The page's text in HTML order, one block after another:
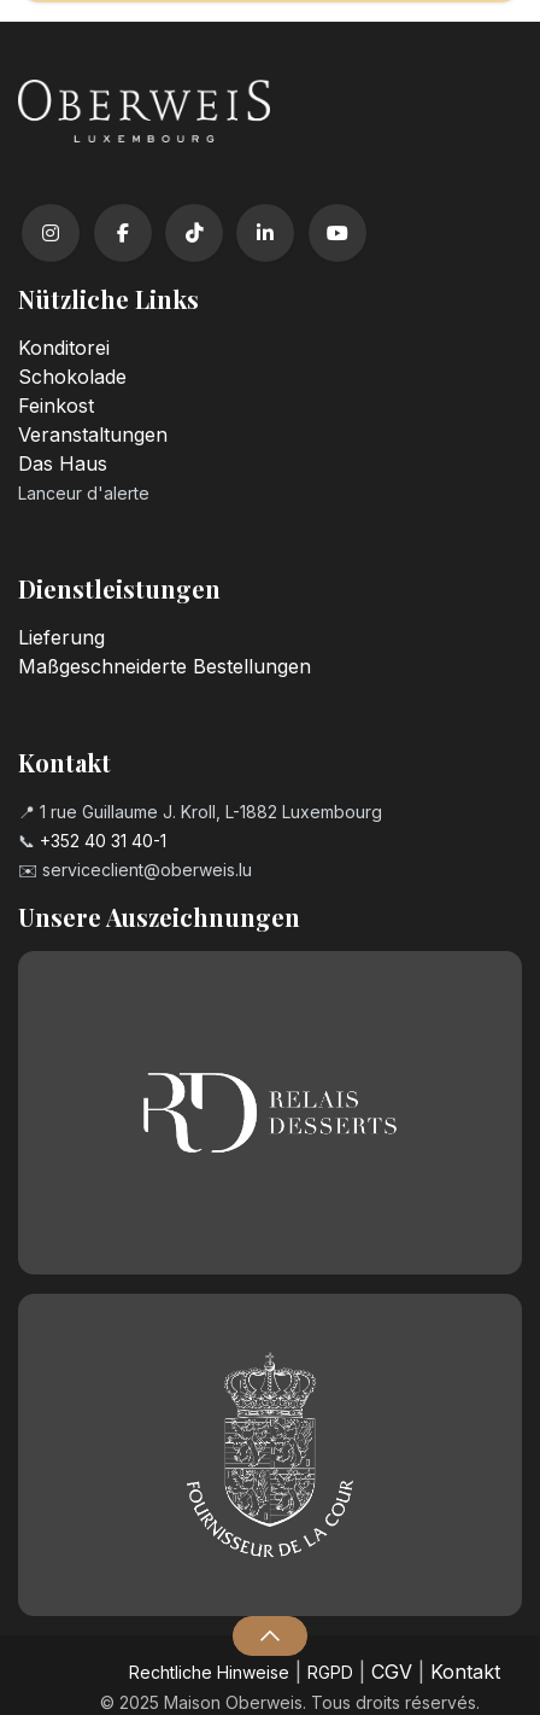
Nützliche Links
Konditorei
Schokolade
Feinkost
Veranstaltungen
Das Haus
Lanceur d'alerte
Dienstleistungen
Lieferung
Maßgeschneiderte Bestellungen
Kontakt
📍 1 rue Guillaume J. Kroll, L-1882 Luxembourg
📞 +352 40 31 40-1
✉️ serviceclient@oberweis.lu
Unsere Auszeichnungen
​Rechtliche Hinweise RGPD CGV| Kontakt
© 2025 Maison Oberweis. Tous droits réservés.